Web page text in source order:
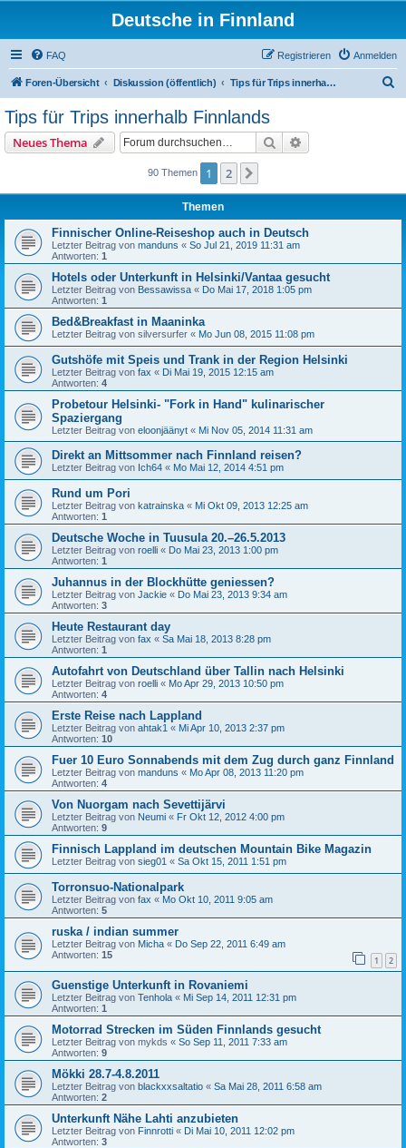
Deutsche in Finnland
FAQ Anmelden
Registrieren
Foren-Übersicht Diskussion (öffentlich) Tips für Trips innerhalb Finnlands
Tips für Trips innerhalb Finnlands
Neues Thema Suche
90 Themen 1 2
Themen
Finnischer Online-Reiseshop auch in Deutsch
Letzter Beitrag von manduns « So Jul 21, 2019 11:31 am
Antworten: 1
Hotels oder Unterkunft in Helsinki/Vantaa gesucht
Letzter Beitrag von Bessawissa « Do Mai 17, 2018 1:05 pm
Antworten: 1
Bed&Breakfast in Maaninka
Letzter Beitrag von silversurfer « Mo Jun 08, 2015 11:08 pm
Gutshöfe mit Speis und Trank in der Region Helsinki
Letzter Beitrag von fax « Di Mai 19, 2015 12:15 am
Antworten: 4
Probetour Helsinki- "Fork in Hand" kulinarischer
Spaziergang
Letzter Beitrag von eloonjäänyt « Mi Nov 05, 2014 11:31 am
Direkt an Mittsommer nach Finnland reisen?
Letzter Beitrag von Ich64 « Mo Mai 12, 2014 4:51 pm
Rund um Pori
Letzter Beitrag von katrainska « Mi Okt 09, 2013 12:25 am
Antworten: 1
Deutsche Woche in Tuusula 20.–26.5.2013
Letzter Beitrag von roelli « Do Mai 23, 2013 1:00 pm
Antworten: 1
Juhannus in der Blockhütte geniessen?
Letzter Beitrag von Jackie « Do Mai 23, 2013 9:34 am
Antworten: 3
Heute Restaurant day
Letzter Beitrag von fax « Sa Mai 18, 2013 8:28 pm
Antworten: 1
Autofahrt von Deutschland über Tallin nach Helsinki
Letzter Beitrag von roelli « Mo Apr 29, 2013 10:50 pm
Antworten: 4
Erste Reise nach Lappland
Letzter Beitrag von ahtak1 « Mi Apr 10, 2013 2:37 pm
Antworten: 10
Fuer 10 Euro Sonnabends mit dem Zug durch ganz Finnland
Letzter Beitrag von manduns « Mo Apr 08, 2013 11:20 pm
Antworten: 4
Von Nuorgam nach Sevettijärvi
Letzter Beitrag von Neumi « Fr Okt 12, 2012 4:00 pm
Antworten: 9
Finnisch Lappland im deutschen Mountain Bike Magazin
Letzter Beitrag von sieg01 « Sa Okt 15, 2011 1:51 pm
Torronsuo-Nationalpark
Letzter Beitrag von fax « Mo Okt 10, 2011 9:05 am
Antworten: 5
ruska / indian summer
Letzter Beitrag von Micha « Do Sep 22, 2011 6:49 am
Antworten: 15 1 2
Guenstige Unterkunft in Rovaniemi
Letzter Beitrag von Tenhola « Mi Sep 14, 2011 12:31 pm
Antworten: 1
Motorrad Strecken im Süden Finnlands gesucht
Letzter Beitrag von mykds « So Sep 11, 2011 7:33 am
Antworten: 9
Mökki 28.7-4.8.2011
Letzter Beitrag von blackxxsaltatio « Sa Mai 28, 2011 6:58 am
Antworten: 2
Unterkunft Nähe Lahti anzubieten
Letzter Beitrag von Finnrotti « Di Mai 10, 2011 12:02 pm
Antworten: 3